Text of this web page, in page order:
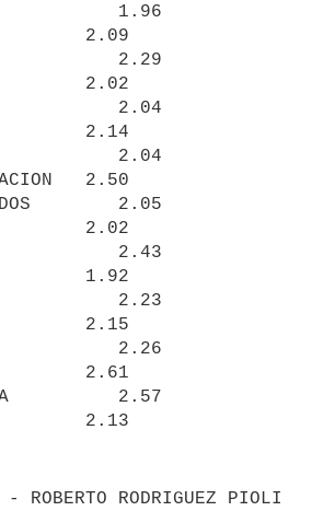
1.96
2.09
2.29
2.02
2.04
2.14
2.04
2.50
2.05
2.02
2.43
1.92
2.23
2.15
2.26
2.61
2.57
- ROBERTO RODRIGUEZ PIOLI